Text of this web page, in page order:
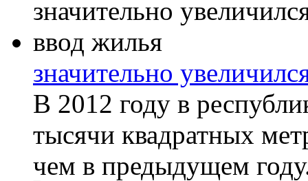
значительно
В 2012 году в
тысячи квадратных
чем в предыдущем